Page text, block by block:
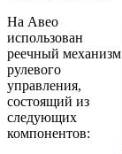
На Авео
использован
реечный механизм
рулевого
управления,
состоящий из
следующих
компонентов: